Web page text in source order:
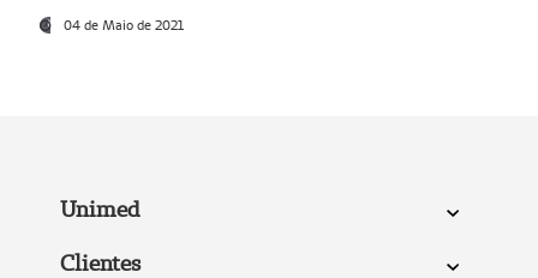
04 de Maio de 2021
Unimed
Clientes